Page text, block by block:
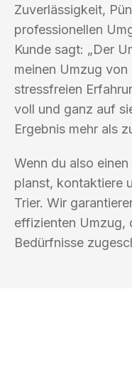
Zuverlässigkeit,
professionellen
Kunde sagt: „Der
meinen Umzug von
stressfreien
voll und ganz auf
Ergebnis mehr als
Wenn du also
planst, kontaktiere
Trier. Wir
effizienten Umzug,
Bedürfnisse